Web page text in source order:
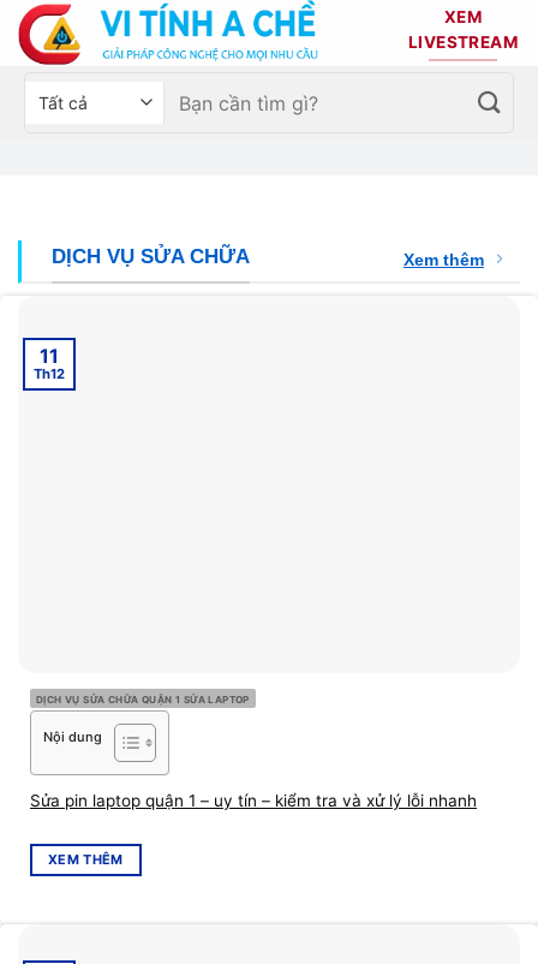
Bỏ
qua
nội
dung
XEM
LIVESTREAM
Chọn
Tìm
kiếm:
DỊCH VỤ SỬA CHỮA Xem thêm
DỊCH VỤ SỬA CHỮA QUẬN 1 SỬA LAPTOP
Nội dung
Sửa pin laptop quận 1 – uy tín – kiểm tra và xử lý lỗi nhanh
XEM THÊM
11
Th12